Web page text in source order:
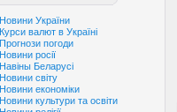
Новини України
Курси валют в Україні
Прогнози погоди
Новини росії
Навіны Беларусі
Новини світу
Новини економіки
Новини культури та освіти